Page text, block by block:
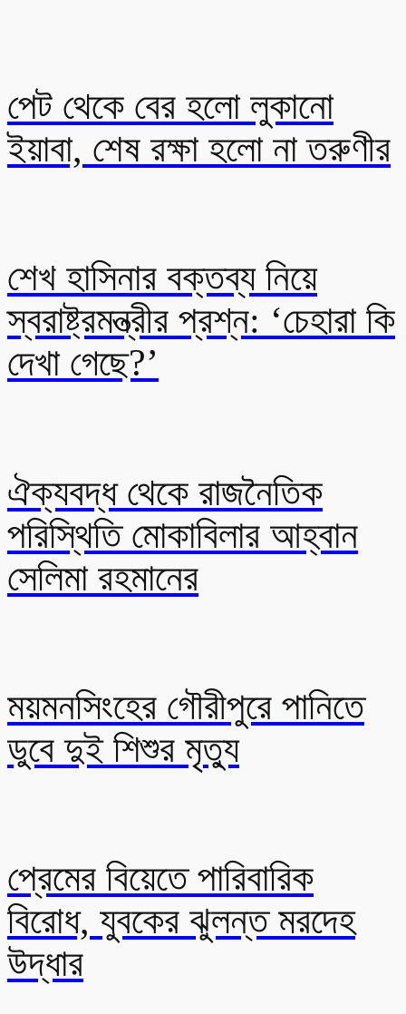
পেট থেকে বের হলো লুকানো
ইয়াবা, শেষ রক্ষা হলো না তরুণীর
শেখ হাসিনার বক্তব্য নিয়ে
স্বরাষ্ট্রমন্ত্রীর প্রশ্ন: ‘চেহারা কি
দেখা গেছে?’
ঐক্যবদ্ধ থেকে রাজনৈতিক
পরিস্থিতি মোকাবিলার আহ্বান
সেলিমা রহমানের
ময়মনসিংহের গৌরীপুরে পানিতে
ডুবে দুই শিশুর মৃত্যু
প্রেমের বিয়েতে পারিবারিক
বিরোধ, যুবকের ঝুলন্ত মরদেহ
উদ্ধার